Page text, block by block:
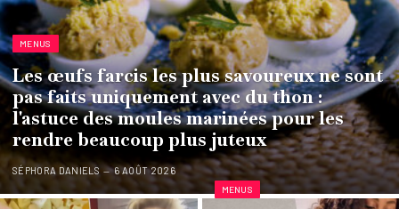
MENUS
Les œufs farcis les plus savoureux ne sont
pas faits uniquement avec du thon :
l'astuce des moules marinées pour les
rendre beaucoup plus juteux
SÉPHORA DANIELS 6 AOÛT 2026
MENUS